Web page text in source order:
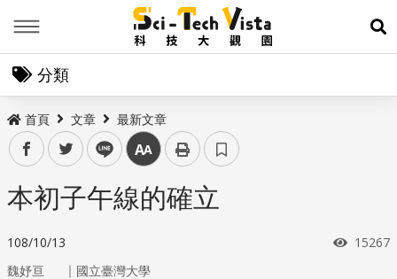
展
分類
首頁 文章 最新文章
facebooktwitter line 中
本初子午線的確立
108/10/13 瀏覽次
15267
魏妤亘 ｜ 國立臺灣大學